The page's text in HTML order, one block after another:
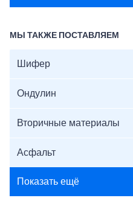
МЫ ТАКЖЕ ПОСТАВЛЯЕМ
Шифер
Ондулин
Вторичные материалы
Асфальт
Показать ещё